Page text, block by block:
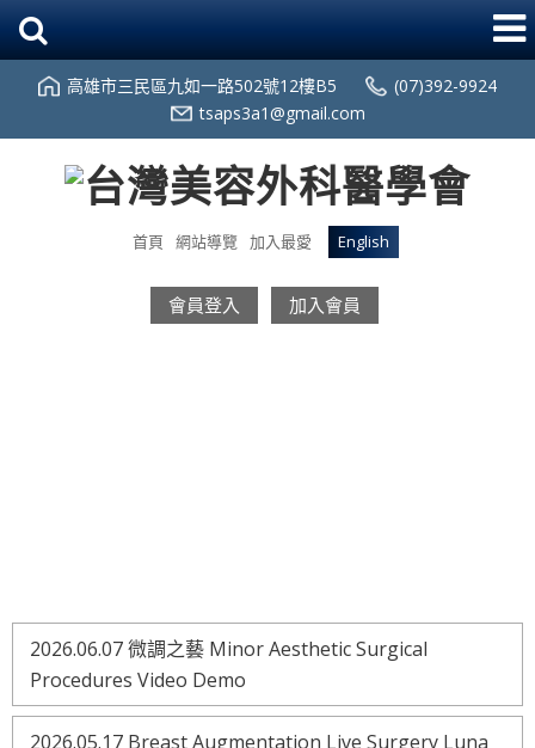
高雄市三民區九如一路502號12樓B5
(07)392-9924
tsaps3a1@gmail.com
首頁 網站導覽 加入最愛 English
會員登入 加入會員
2026.06.07 微調之藝 Minor Aesthetic Surgical
Procedures Video Demo
2026.05.17 Breast Augmentation Live Surgery Luna